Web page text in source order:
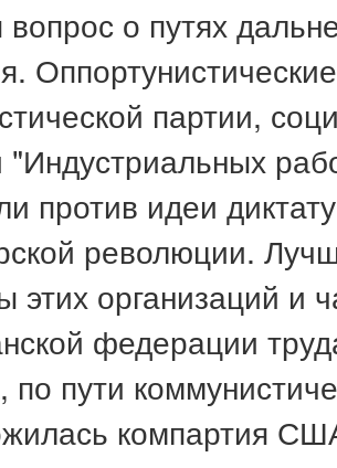
о путях
партии,
"Индустриальных
против идеи
революции.
этих организаций и
федерации
по пути
компартия